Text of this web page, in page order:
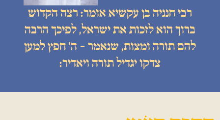
רבי חנניה בן עקשיא אומר: רצה הקדוש
ברוך הוא לזכות את ישראל, לפיכך הרבה
להם תורה ומצות, שנאמר - ה׳ חפץ למען
צדקו יגדיל תורה ויאדיר: